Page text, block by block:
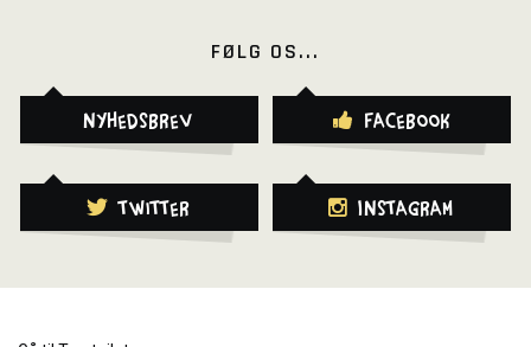
FØLG OS...
Nyhedsbrev Facebook
Twitter Instagram